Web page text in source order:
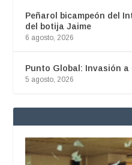
Peñarol bicampeón del
del botija Jaime
6 agosto, 2026
Punto Global: Invasión a
5 agosto, 2026